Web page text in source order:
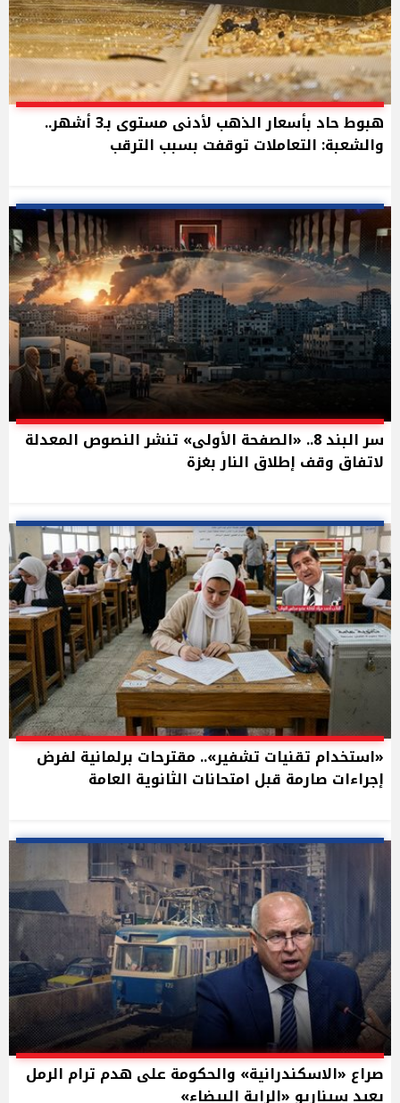
هبوط حاد بأسعار الذهب لأدنى مستوى بـ3 أشهر..
والشعبة: التعاملات توقفت بسبب الترقب
سر البند 8.. «الصفحة الأولى» تنشر النصوص المعدلة
لاتفاق وقف إطلاق النار بغزة
«استخدام تقنيات تشفير».. مقترحات برلمانية لفرض
إجراءات صارمة قبل امتحانات الثانوية العامة
صراع «الاسكندرانية» والحكومة على هدم ترام الرمل
يعيد سيناريو «الراية البيضاء»